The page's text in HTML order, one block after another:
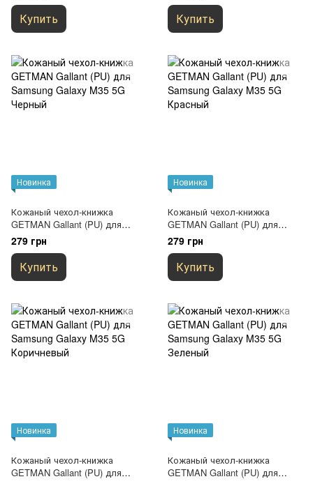
Купить Купить
Новинка
Кожаный чехол-книжка
GETMAN Gallant (PU) для
Samsung Galaxy M35 5G
Черный
279 грн
Купить
Новинка
Кожаный чехол-книжка
GETMAN Gallant (PU) для
Samsung Galaxy M35 5G
Красный
279 грн
Купить
Новинка
Кожаный чехол-книжка
GETMAN Gallant (PU) для
Новинка
Кожаный чехол-книжка
GETMAN Gallant (PU) для